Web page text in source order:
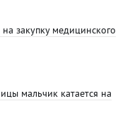
закупку медицинского
мальчик катается на